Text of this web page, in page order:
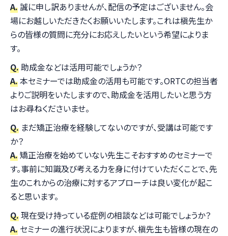
A.誠に申し訳ありませんが、配信の予定はございません。会
場にお越しいただきたくお願いいたします。これは槇先生か
らの皆様の質問に充分にお応えしたいという希望によりま
す。
Q.助成金などは活用可能でしょうか？
A.本セミナーでは助成金の活用も可能です。ORTCの担当者
よりご説明をいたしますので、助成金を活用したいと思う方
はお尋ねくださいませ。
Q. まだ矯正治療を経験してないのですが、受講は可能です
か？
A.矯正治療を始めていない先生こそおすすめのセミナーで
す。事前に知識及び考える力を身に付けていただくことで、先
生のこれからの治療に対するアプローチは良い変化が起こ
ると思います。
Q.現在受け持っている症例の相談などは可能でしょうか？
A. セミナーの進行状況によりますが、槇先生も皆様の現在の